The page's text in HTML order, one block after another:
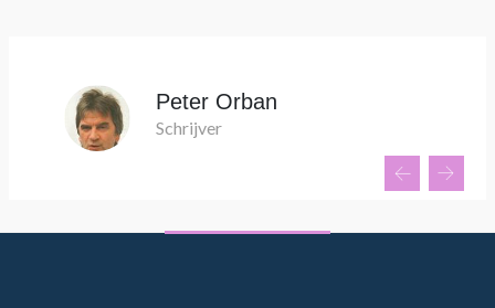
Peter Orban
Schrijver